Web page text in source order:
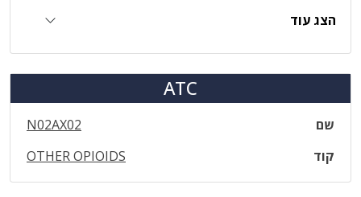
הצג עוד
ATC
שם
N02AX02
קוד
OTHER OPIOIDS